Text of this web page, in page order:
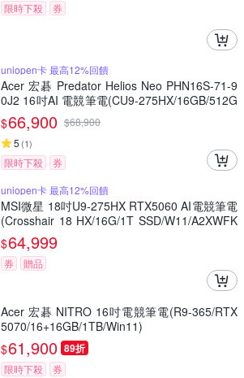
限時下殺
券
uniopen卡 最高12%回饋
Acer 宏碁 Predator Helios Neo PHN16S-71-9
0J2 16吋AI 電競筆電(CU9-275HX/16GB/512G
B/RTX 5070/Win11)
$66,900 $68,900
5 (1)
限時下殺
券
uniopen卡 最高12%回饋
MSI微星 18吋U9-275HX RTX5060 AI電競筆電
(Crosshair 18 HX/16G/1T SSD/W11/A2XWFK
G-058TW)
$64,999
券 贈品
Acer 宏碁 NITRO 16吋電競筆電(R9-365/RTX
5070/16+16GB/1TB/Win11)
$61,900 89折
限時下殺 券